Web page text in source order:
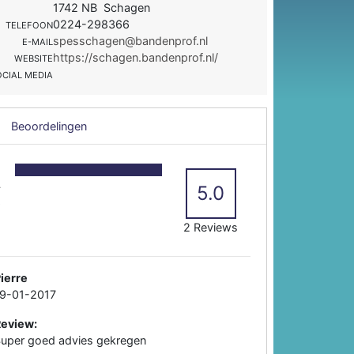
1742 NB Schagen
TELEFOON0224-298366
E-MAILspesschagen@bandenprof.nl
WEBSITEhttps://schagen.bandenprof.nl/
MEDIA
Beoordelingen
5.0
2 Reviews
01-2017
goed advies gekregen